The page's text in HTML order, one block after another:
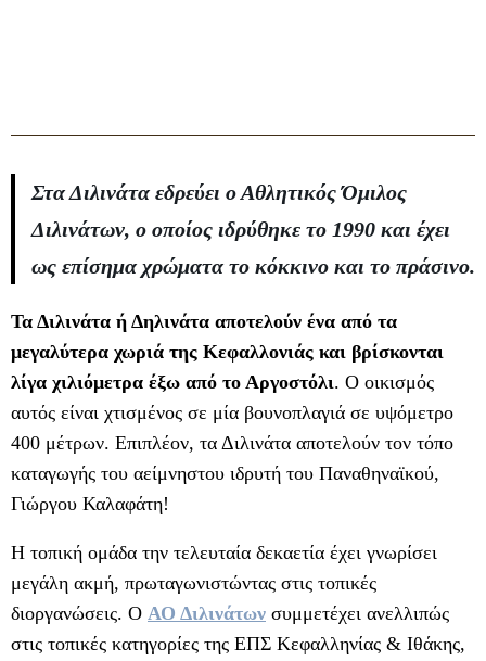
Στα Διλινάτα εδρεύει ο Αθλητικός Όμιλος
Διλινάτων, ο οποίος ιδρύθηκε το 1990 και έχει
ως επίσημα χρώματα το κόκκινο και το πράσινο.
Τα Διλινάτα ή Δηλινάτα αποτελούν ένα από τα
μεγαλύτερα χωριά της Κεφαλλονιάς και βρίσκονται
λίγα χιλιόμετρα έξω από το Αργοστόλι. Ο οικισμός
αυτός είναι χτισμένος σε μία βουνοπλαγιά σε υψόμετρο
400 μέτρων. Επιπλέον, τα Διλινάτα αποτελούν τον τόπο
καταγωγής του αείμνηστου ιδρυτή του Παναθηναϊκού,
Γιώργου Καλαφάτη!
Η τοπική ομάδα την τελευταία δεκαετία έχει γνωρίσει
μεγάλη ακμή, πρωταγωνιστώντας στις τοπικές
διοργανώσεις. Ο ΑΟ Διλινάτων συμμετέχει ανελλιπώς
στις τοπικές κατηγορίες της ΕΠΣ Κεφαλληνίας & Ιθάκης,